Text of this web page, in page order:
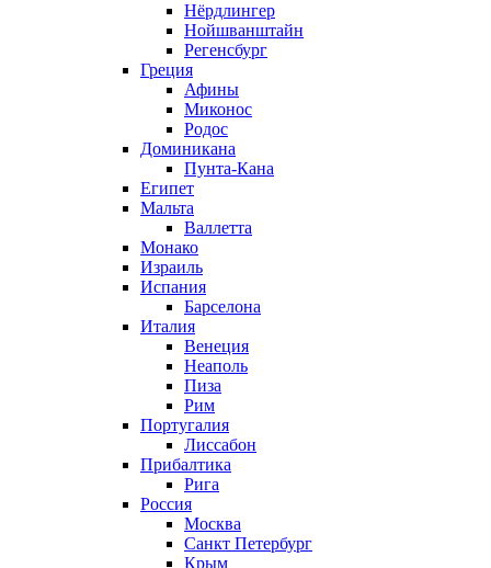
Нёрдлингер
Нойшванштайн
Регенсбург
Греция
Афины
Миконос
Родос
Доминикана
Пунта-Кана
Египет
Мальта
Валлетта
Монако
Израиль
Испания
Барселона
Италия
Венеция
Неаполь
Пиза
Рим
Португалия
Лиссабон
Прибалтика
Рига
Россия
Москва
Санкт Петербург
Крым